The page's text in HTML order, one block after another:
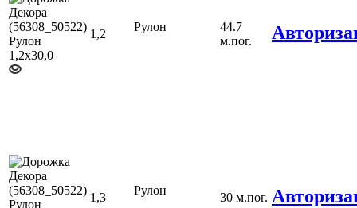
1,2
Рулон
44.7
м.пог.
1,3
Рулон
30 м.пог.